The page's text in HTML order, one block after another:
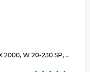
23-230, WX 23-230, WX 23-230 Quick, W 2400-230, W 25-230, WX 25-230